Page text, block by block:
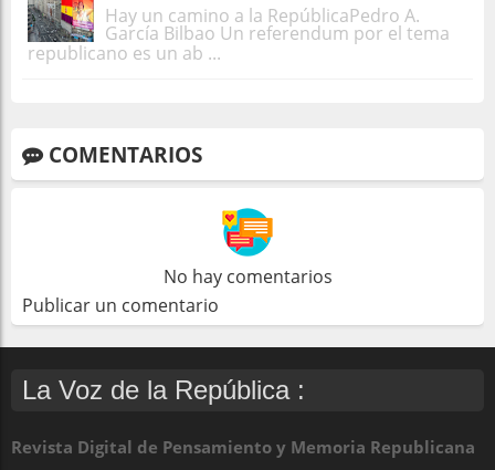
Hay un camino a la RepúblicaPedro A.
García Bilbao Un referendum por el tema
republicano es un ab ...
COMENTARIOS
No hay comentarios
Publicar un comentario
La Voz de la República :
Revista Digital de Pensamiento y Memoria Republicana